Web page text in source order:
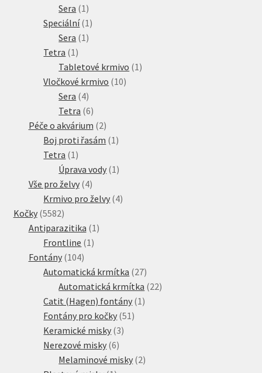
Sera 1 1
produkt
Speciální 1 1
Sera 1 1
Tetra 1 1
produkt
Tabletové krmivo 1 1
Vločkové krmivo 1010
Sera 44
produkty
Tetra 66
produktů
Péče o akvárium 22
produkty
Boj proti řasám 1 1
Tetra 1 1
produkt
Úprava vody 1 1
Vše pro želvy 44
produkty
Krmivo pro želvy 44
Kočky 55825582
produktů
Antiparazitika 1 1
Frontline 1 1
Fontány 104104
produktů
Automatická krmítka 2727
produktů
Automatická krmítka 2222
Catit (Hagen) fontány 1 1
Fontány pro kočky 51 51
Keramické misky 33
Nerezové misky 66
produktů
Melaminové misky 22